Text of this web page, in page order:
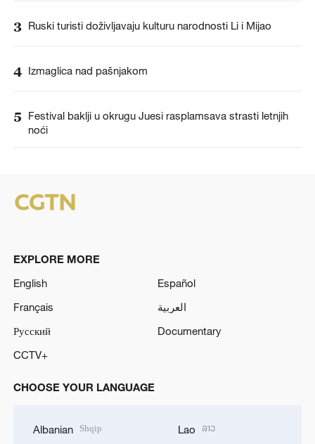
3 Ruski turisti doživljavaju kulturu narodnosti Li i Mijao
4 Izmaglica nad pašnjakom
5
Festival baklji u okrugu Juesi rasplamsava strasti letnjih
noći
EXPLORE MORE
English
Español
Français
العربية
Русский
Documentary
CCTV+
CHOOSE YOUR LANGUAGE
Albanian Shqip Lao ລາວ